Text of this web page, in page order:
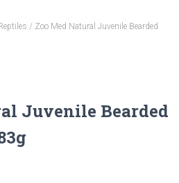
/ Zoo Med Natural Juvenile Bearded
Juvenile Bearded